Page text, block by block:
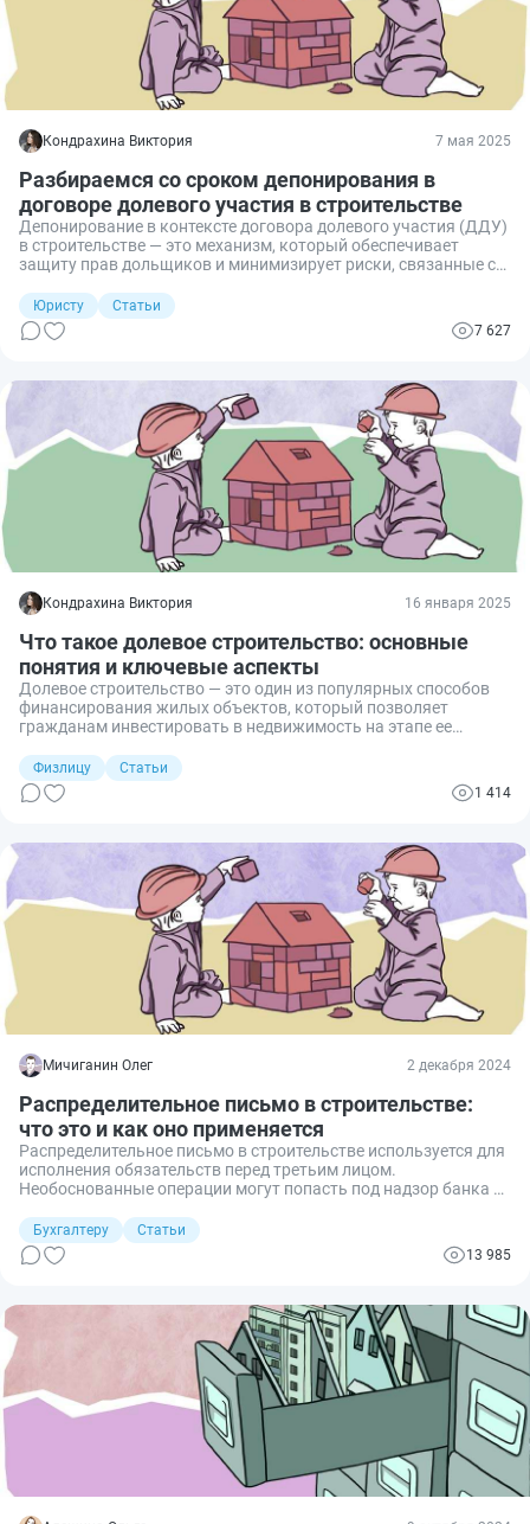
Кондрахина Виктория 7 мая 2025
Разбираемся со сроком депонирования в
договоре долевого участия в строительстве
Депонирование в контексте договора долевого участия (ДДУ)
в строительстве — это механизм, который обеспечивает
защиту прав дольщиков и минимизирует риски, связанные с
такое срок депонирования, можно ли его продлить и что
делать в случае изменения этого срока.
Юристу
Статьи
7 627
Кондрахина Виктория 16 января 2025
Что такое долевое строительство: основные
понятия и ключевые аспекты
Долевое строительство — это один из популярных способов
финансирования жилых объектов, который позволяет
гражданам инвестировать в недвижимость на этапе ее
использование подобного инструмента сопряжено с
определенными рисками, которые важно учитывать.
Расскажем подробнее о ключевых аспектах этого понятия,
Физлицу
Статьи
1 414
Мичиганин Олег 2 декабря 2024
Распределительное письмо в строительстве:
что это и как оно применяется
Распределительное письмо в строительстве используется для
исполнения обязательств перед третьим лицом.
Необоснованные операции могут попасть под надзор банка с
поэтому необходимо знать, какие данные обязательно
следует указать в тексте. Рассказываю об этом.
Бухгалтеру
Статьи
13 985